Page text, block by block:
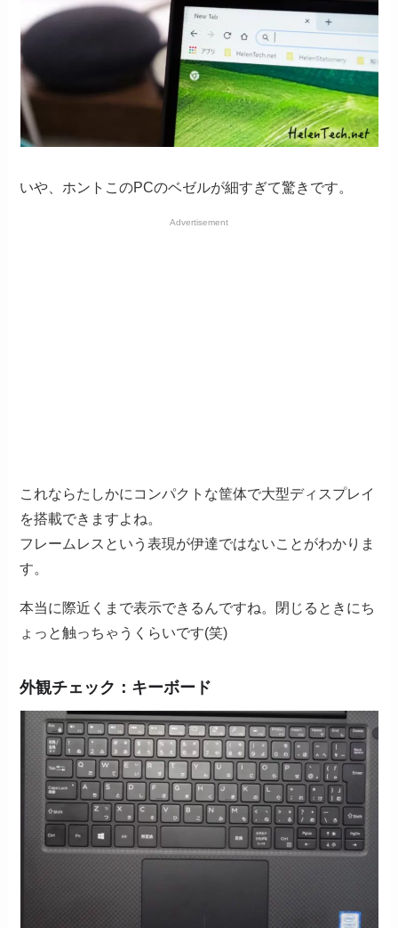
いや、ホントこのPCのベゼルが細すぎて驚きです。
Advertisement
これならたしかにコンパクトな筐体で大型ディスプレイ
を搭載できますよね。
フレームレスという表現が伊達ではないことがわかりま
す。
本当に際近くまで表示できるんですね。閉じるときにち
ょっと触っちゃうくらいです(笑)
外観チェック：キーボード